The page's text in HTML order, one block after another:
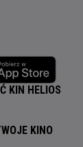
KIN HELIOS
KINO